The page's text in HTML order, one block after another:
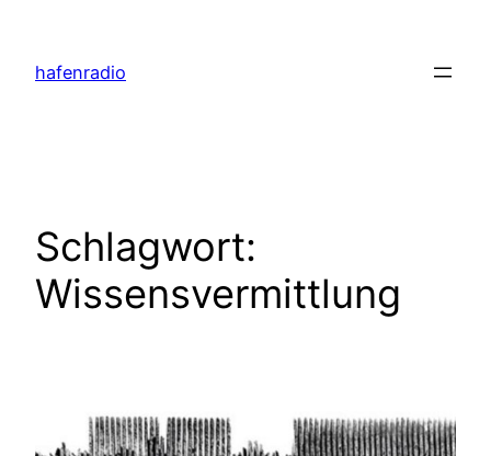
springen
hafenradio
Schlagwort:
Wissensvermittlung